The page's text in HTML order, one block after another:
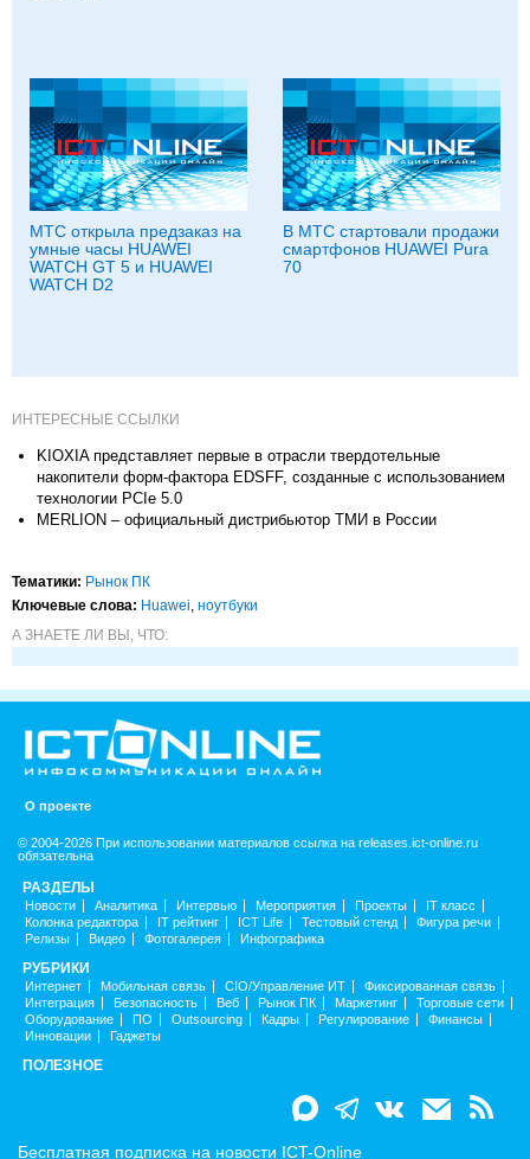
МТС открыла предзаказ на
умные часы HUAWEI
WATCH GT 5 и HUAWEI
WATCH D2
В МТС стартовали продажи
смартфонов HUAWEI Pura
70
ИНТЕРЕСНЫЕ ССЫЛКИ
KIOXIA представляет первые в отрасли твердотельные
накопители форм-фактора EDSFF, созданные с использованием
технологии PCIe 5.0
MERLION – официальный дистрибьютор ТМИ в России
Тематики: Рынок ПК
Ключевые слова: Huawei, ноутбуки
А ЗНАЕТЕ ЛИ ВЫ, ЧТО:
О проекте
© 2004-2026 При использовании материалов ссылка на releases.ict-online.ru
обязательна
РАЗДЕЛЫ
Новости Аналитика Интервью Мероприятия Проекты
IT класс
Колонка редактора
IT рейтинг ICT Life Тестовый стенд
Фигура речи
Релизы
Видео Фотогалерея Инфографика
РУБРИКИ
Интернет Мобильная связь CIO/Управление ИТ
Фиксированная связь
Интеграция
Безопасность Веб Рынок ПК Маркетинг
Торговые сети
Оборудование
ПО Outsourcing Кадры Регулирование
Финансы
Инновации
Гаджеты
ПОЛЕЗНОЕ
Бесплатная подписка на новости ICT-Online